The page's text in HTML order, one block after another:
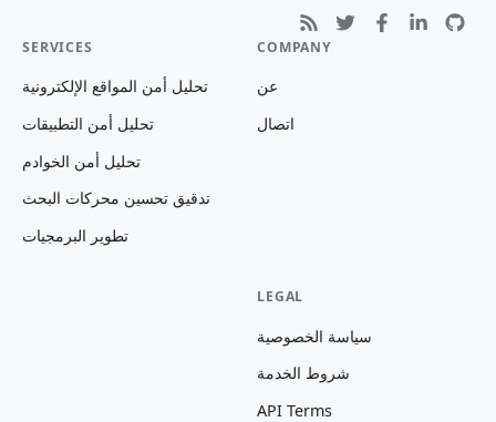
COMPANY
عن
اتصال
SERVICES
تحليل أمن المواقع الإلكترونية
تحليل أمن التطبيقات
تحليل أمن الخوادم
تدقيق تحسين محركات البحث
تطوير البرمجيات
LEGAL
سياسة الخصوصية
شروط الخدمة
API Terms